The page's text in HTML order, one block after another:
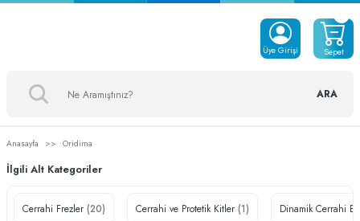
ARA
Üye Girişi Sepet
Anasayfa Oridima
İlgili Alt Kategoriler
Cerrahi Frezler (20) Cerrahi ve Protetik Kitler (1) Dinamik Cerrahi